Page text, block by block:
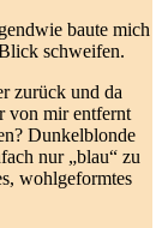
baute mich
schweifen.
zurück und da
von mir entfernt
Dunkelblonde
nur „blau“ zu
wohlgeformtes